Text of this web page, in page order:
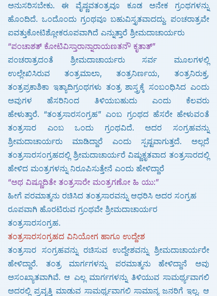
ಅನುಸರಿಸಬೇಕು.ಈ ವೈಷ್ಣವತಂತ್ರವೂ ಕೂಡ ಅನೇಕ ಗ್ರಂಥಗಳನ್ನು
ಹೊಂದಿದೆ. ಒಂದೊಂದು ಗ್ರಂಥವೂ ಬಹುವಿಸ್ತೃತವಾದದ್ದು. ಪಂಚರಾತ್ರವೇ
ಐವತ್ತುಕೋಟಿಶ್ಲೋಕರೂಪವಾಗಿದೆ ಎನ್ನುತ್ತಾರೆ ಶ್ರೀಮದಾಚಾರ್ಯರು
“ಪಂಚಾಶತ್ ಕೋಟಿವಿಸ್ತಾರಾನ್ನಾರಾಯಣತನೌ ಕೃತಾತ್”
ಪಂಚರಾತ್ರದಂತೆ ಶ್ರೀಮದಾಚಾರ್ಯರು ಸರ್ವ ಮೂಲಗಳಲ್ಲಿ
ಉಲ್ಲೇಖಿಸಿರುವ ತಂತ್ರಮಾಲಾ,ತಂತ್ರನಿರ್ಣಯ, ತಂತ್ರನಿರುಕ್ತ,
ತಂತ್ರಪ್ರಕಾಶಿಕಾ ಇತ್ಯಾದಿಗ್ರಂಥಗಳು ತಂತ್ರ ಶಾಸ್ತ್ರಕ್ಕೆ ಸಂಬಂಧಿಸಿದ ಎಂದು
ಅವುಗಳ ಹೆಸರಿನಿಂದ ತಿಳಿಯಬಹುದು ಎಂದು ಕೆಲವರು
ಹೇಳುತ್ತಾರೆ. “ತಂತ್ರಸಾರಸಂಗ್ರಹ” ಎಂಬ ಗ್ರಂಥದ ಹೆಸರೇ ಹೇಳುವಂತೆ
ತಂತ್ರಸಾರ ಎಂಬ ಒಂದು ಗ್ರಂಥವಿದೆ. ಅದರ ಸಂಗ್ರಹವನ್ನು
ಶ್ರೀಮದಾಚಾರ್ಯರು ಮಾಡಿದ್ದಾರೆ ಎಂದು ಸ್ಪಷ್ಟವಾಗುತ್ತದೆ. ಅಲ್ಲದೆ
ತಂತ್ರಸಾರಸಂಗ್ರಹದಲ್ಲಿ ಶ್ರೀಮದಾಚಾರ್ಯರೆ ವಿಷ್ಣುಕೃತವಾದ ತಂತ್ರಸಾರದಲ್ಲಿ
ಹೇಳಿದ ಮಂತ್ರಗಳನ್ನು ನಿರೂಪಿಸುತ್ತೇನೆ ಎಂದು ಹೇಳಿದ್ದಾರೆ
“ಅಥ ವಿಷ್ಣೂದಿತೇ ತಂತ್ರಸಾರೇ ಮಂತ್ರಗಣೋ ಹಿ ಯು:”
ಹೀಗೆ ಪರಮಾತ್ಮನು ರಚಿಸಿದ ತಂತ್ರಸಾರವನ್ನು ಆಧರಿಸಿ ಅದರ ಸಂಗ್ರಹ
ರೂಪವಾಗಿ ಹೊರಟಿರುವ ಗ್ರಂಥವೇ ಶ್ರೀಮದಾಚಾರ್ಯರ
ತಂತ್ರಸಾರಸಂಗ್ರಹ.
ತಂತ್ರಸಾರಸಂಗ್ರಹದ ವಿನಿಯೋಗ ಹಾಗೂ ಉದ್ದೇಶ
ತಂತ್ರಸಾರ ಸಂಗ್ರಹವನ್ನು ರಚಿಸುವ ಉದ್ದೇಶವನ್ನು ಶ್ರೀಮದಾಚಾರ್ಯರೇ
ಹೇಳಿದ್ದಾರೆ. ತಂತ್ರ ಮಾರ್ಗಗಳನ್ನು ಪರಮಾತ್ಮನು ಹೇಳಿದ್ದಾನೆ ಅವು
ಅಸಂಖ್ಯಾತವಾಗಿವೆ. ಆ ಎಲ್ಲ ಮಾರ್ಗಗಳನ್ನು ತಿಳಿಯುವ ಸಾಮರ್ಥ್ಯವಾಗಲಿ
ಅದರಲ್ಲಿ ಪ್ರವೃತ್ತಿ ಮಾಡುವ ಸಾಮರ್ಥ್ಯವಾಗಲಿ ಸಾಮಾನ್ಯ ಜನರಿಗೆ ಇಲ್ಲ. ಆ